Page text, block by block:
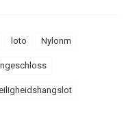
loto Nylonm